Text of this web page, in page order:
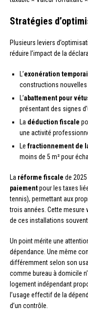
Stratégies
Plusieurs leviers
réduire l’impact de la
L’exonération
constructions
L’abattement pour
présentant des signes
La déduction fiscale
une activité
Le fractionnement de
moins de 5 m² pour
La réforme fiscale de
paiementpour les taxes
tennis), permettant aux
trois années. Cette mesure
de ces installations
Un point mérite une
dépendance. Une même
différemment selon son
comme bureau à domicile
logement indépendant
l’usage effectif de la
d’un contrôle.